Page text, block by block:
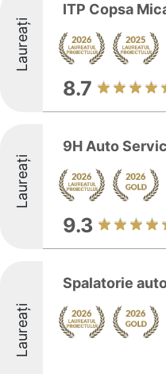
Laureați
ITP Copsa
8.7
Laureați
9H Auto
9.3
Laureați
Spalatorie